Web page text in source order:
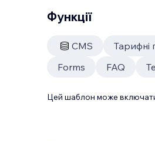
Функції
CMS Тарифні
Forms
FAQ
Цей шаблон може